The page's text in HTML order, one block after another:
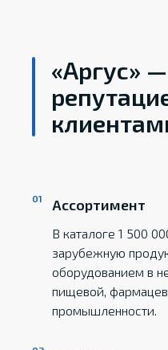
«Аргус»
Ассортимент
В каталоге 1 500
зарубежную
оборудованием в
пищевой,
промышленности.